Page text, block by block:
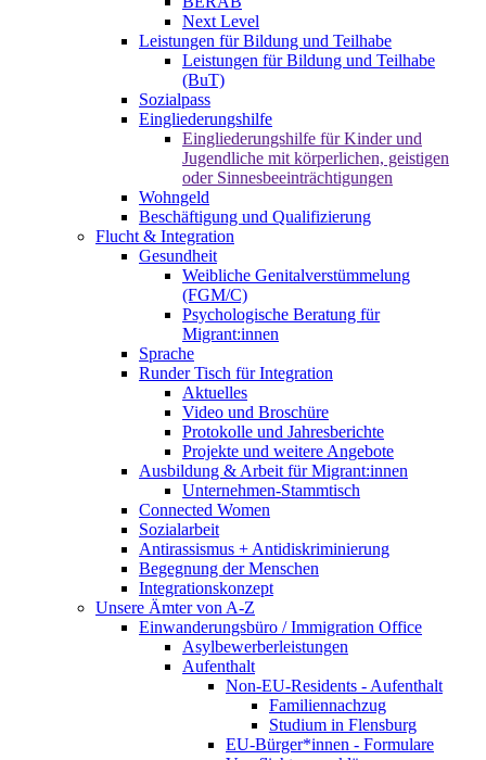
Next Level
Leistungen für Bildung und Teilhabe
Leistungen für Bildung und Teilhabe
(BuT)
Sozialpass
Eingliederungshilfe
Eingliederungshilfe für Kinder und
Jugendliche mit körperlichen, geistigen
oder Sinnesbeeinträchtigungen
Wohngeld
Beschäftigung und Qualifizierung
Flucht & Integration
Gesundheit
Weibliche Genitalverstümmelung
(FGM/C)
Psychologische Beratung für
Migrant:innen
Sprache
Runder Tisch für Integration
Aktuelles
Video und Broschüre
Protokolle und Jahresberichte
Projekte und weitere Angebote
Ausbildung & Arbeit für Migrant:innen
Unternehmen-Stammtisch
Connected Women
Sozialarbeit
Antirassismus + Antidiskriminierung
Begegnung der Menschen
Integrationskonzept
Unsere Ämter von A-Z
Einwanderungsbüro / Immigration Office
Asylbewerberleistungen
Aufenthalt
Non-EU-Residents - Aufenthalt
Familiennachzug
Studium in Flensburg
EU-Bürger*innen - Formulare